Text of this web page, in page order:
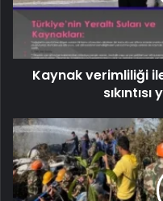
Kaynak verimliliği